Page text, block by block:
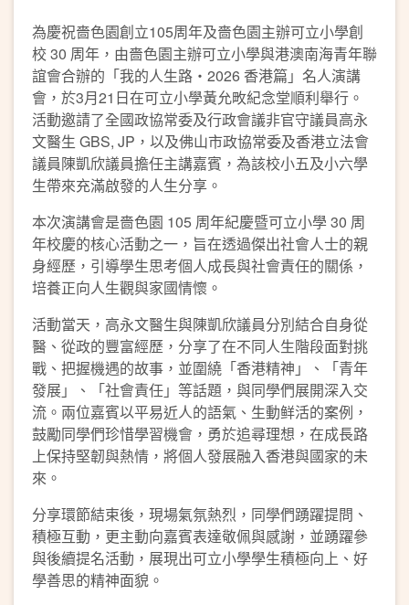
為慶祝嗇色園創立105周年及嗇色園主辦可立小學創
校 30 周年，由嗇色園主辦可立小學與港澳南海青年聯
誼會合辦的「我的人生路・2026 香港篇」名人演講
會，於3月21日在可立小學黃允畋紀念堂順利舉行。
活動邀請了全國政協常委及行政會議非官守議員高永
文醫生 GBS, JP，以及佛山市政協常委及香港立法會
議員陳凱欣議員擔任主講嘉賓，為該校小五及小六學
生帶來充滿啟發的人生分享。
本次演講會是嗇色園 105 周年紀慶暨可立小學 30 周
年校慶的核心活動之一，旨在透過傑出社會人士的親
身經歷，引導學生思考個人成長與社會責任的關係，
培養正向人生觀與家國情懷。
活動當天，高永文醫生與陳凱欣議員分別結合自身從
醫、從政的豐富經歷，分享了在不同人生階段面對挑
戰、把握機遇的故事，並圍繞「香港精神」、「青年
發展」、「社會責任」等話題，與同學們展開深入交
流。兩位嘉賓以平易近人的語氣、生動鲜活的案例，
鼓勵同學們珍惜學習機會，勇於追尋理想，在成長路
上保持堅韌與熱情，將個人發展融入香港與國家的未
來。
分享環節結束後，現場氣氛熱烈，同學們踴躍提問、
積極互動，更主動向嘉賓表達敬佩與感謝，並踴躍參
與後續提名活動，展現出可立小學學生積極向上、好
學善思的精神面貌。